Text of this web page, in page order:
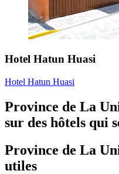
Hotel Hatun Huasi
Hotel Hatun Huasi
Province de La
sur des hôtels qui
Province de La
utiles